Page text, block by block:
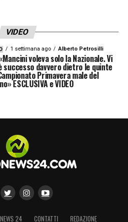
nella maniera
modo per rimanere
VIDEO
1 settimana ago Alberto Petrosilli
voleva solo la Nazionale. Vi
successo davvero dietro le quinte
Primavera male del
ESCLUSIVA e VIDEO
24 CONTATTI REDAZIONE